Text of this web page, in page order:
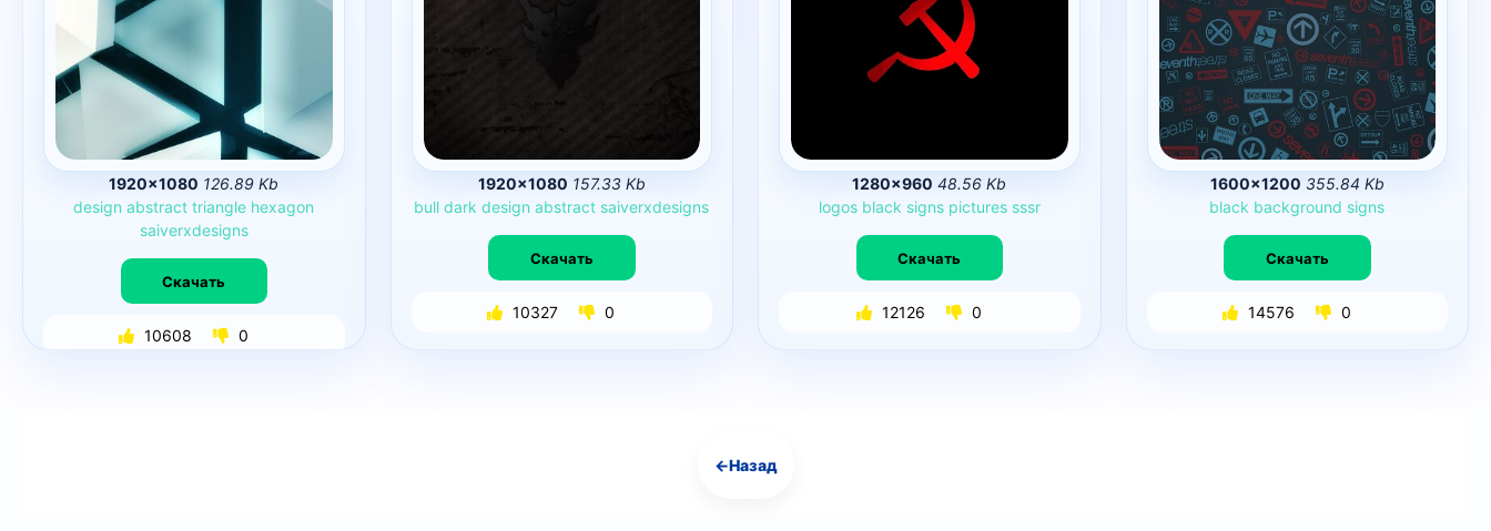
1920×1080 126.89 Kb
design abstract triangle hexagon
saiverxdesigns
Скачать
10608 0
1920×1080 157.33 Kb
bull dark design abstract saiverxdesigns
Скачать
10327 0
1280×960 48.56 Kb
logos black signs pictures sssr
Скачать
12126 0
1600×1200 355.84 Kb
black background signs
Скачать
14576 0
Навигация
←Назад